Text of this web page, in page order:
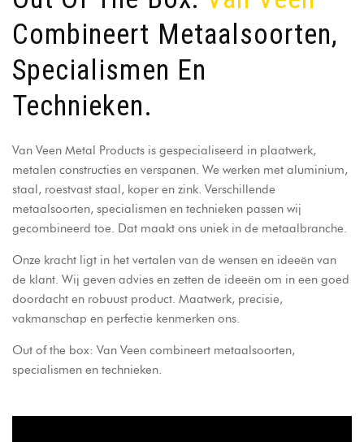
Combineert Metaalsoorten,
Specialismen En
Technieken.
Van Veen Metal Products is gespecialiseerd in plaatwerk,
metalen constructies en verspanen. We werken met aluminium,
staal, roestvast staal, koper en zink. Verschillende
metaalsoorten, specialismen en technieken passen wij
gecombineerd toe. Dat maakt ons uniek in de metaalbranche.
Onze kracht ligt in het vertalen van de wensen en ideeën van
de klant. Wij geven advies en zetten de ideeën om in een goed
doordacht en robuust product. Maatwerk, precisie,
vakmanschap en perfectie kenmerken ons.
Out of the box: Van Veen combineert metaalsoorten,
specialismen en technieken.